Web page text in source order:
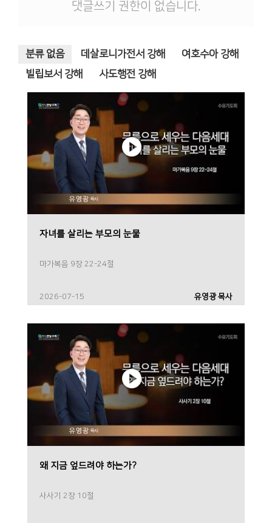
댓글쓰기 권한이 없습니다.
분류 없음 데살로니가전서 강해
여호수아 강해
빌립보서 강해
사도행전 강해
자녀를 살리는 부모의 눈물
마가복음 9장 22-24절
2026-07-15 유영광 목사
왜 지금 엎드려야 하는가?
사사기 2장 10절